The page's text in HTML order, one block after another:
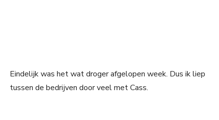
Eindelijk was het wat droger afgelopen week. Dus ik liep
tussen de bedrijven door veel met Cass.